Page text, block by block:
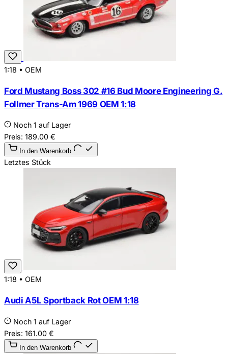
1:18 • OEM
Ford Mustang Boss 302 #16 Bud Moore Engineering G.
Follmer Trans-Am 1969 OEM 1:18
Noch 1 auf Lager
Preis: 189.00 €
In den Warenkorb
Letztes Stück
1:18 • OEM
Audi A5L Sportback Rot OEM 1:18
Noch 1 auf Lager
Preis: 161.00 €
In den Warenkorb